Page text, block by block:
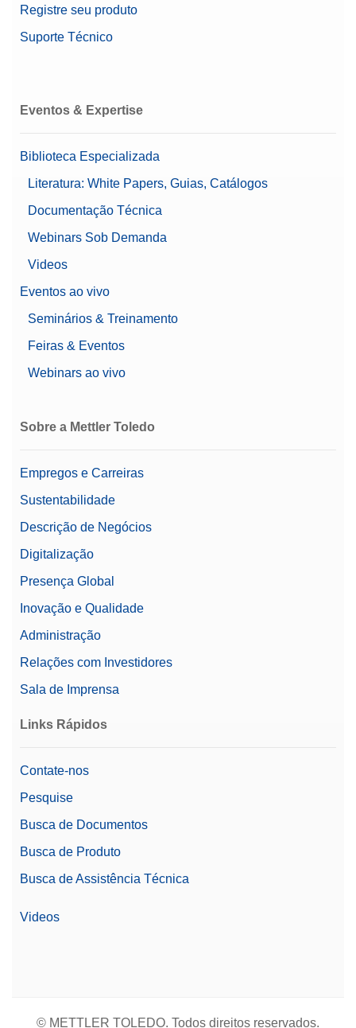
Registre seu produto
Suporte Técnico
Eventos & Expertise
Biblioteca Especializada
Literatura: White Papers, Guias, Catálogos
Documentação Técnica
Webinars Sob Demanda
Videos
Eventos ao vivo
Seminários & Treinamento
Feiras & Eventos
Webinars ao vivo
Sobre a Mettler Toledo
Empregos e Carreiras
Sustentabilidade
Descrição de Negócios
Digitalização
Presença Global
Inovação e Qualidade
Administração
Relações com Investidores
Sala de Imprensa
Links Rápidos
Contate-nos
Pesquise
Busca de Documentos
Busca de Produto
Busca de Assistência Técnica
Videos
© METTLER TOLEDO. Todos direitos reservados.